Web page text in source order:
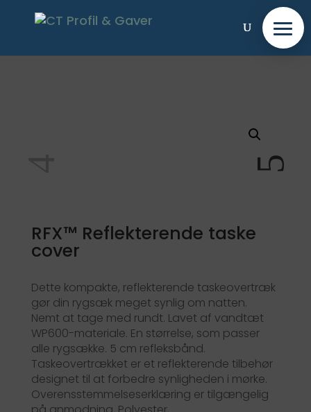
RFX™ Reflekterende taske
cover
Dette kompakte, reflekterende taskeovertræk
gør din rygsæk meget synlig om natten.
Nemt at tage med rundt. Lavet af vandtæt
WP600-materiale. En størrelse, som passer
alle rygsække. 5 cm refleksbånd.
Taskeovertrækket er et reflekterende tilbehør
designet til at forbedre synligheden i mørke.
Overensstemmelseserklæring er tilgængelig